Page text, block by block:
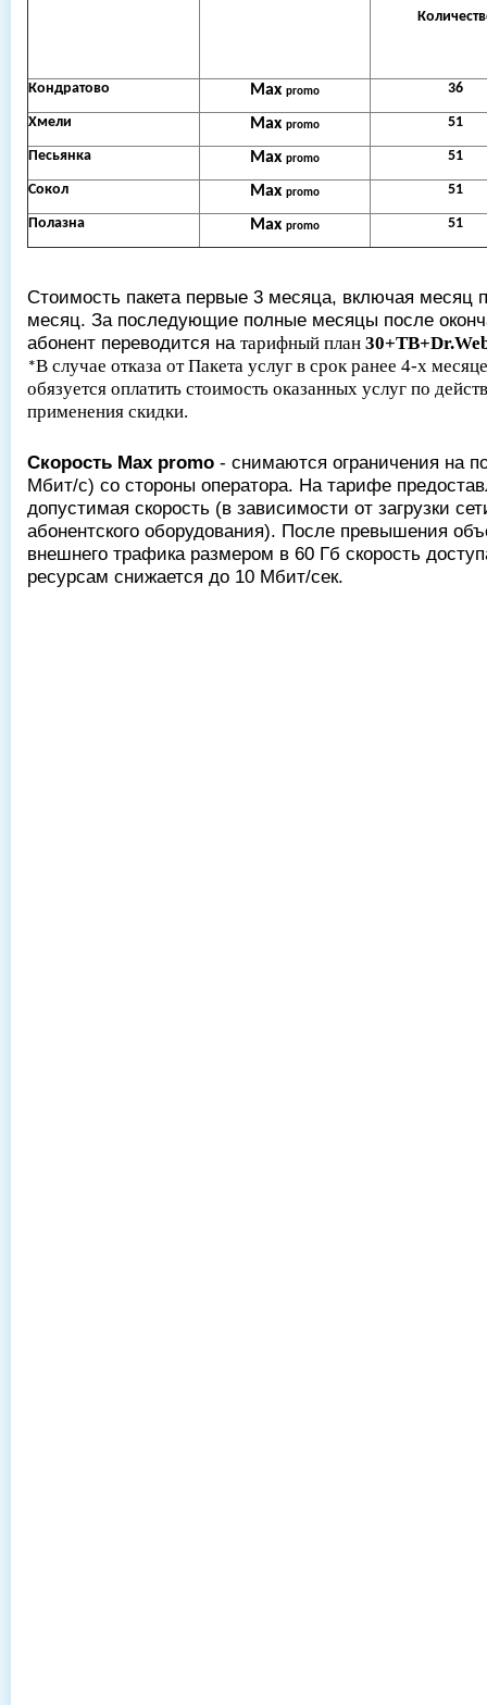
Кондратово Max promo 36
Хмели Max promo 51
Песьянка Max promo 51
Сокол Max promo 51
Полазна Max promo 51
Стоимость пакета первые 3 месяца, включая месяц
месяц. За последующие полные месяцы после
абонент переводится на тарифный план
*В случае отказа от Пакета услуг в срок ранее 4-х
обязуется оплатить стоимость оказанных услуг по
применения скидки.
Cкорость Max promo - снимаются ограничения на
Мбит/с) со стороны оператора. На тарифе
допустимая скорость (в зависимости от загрузки
абонентского оборудования). После превышения
внешнего трафика размером в 60 Гб скорость
ресурсам снижается до 10 Мбит/сек.